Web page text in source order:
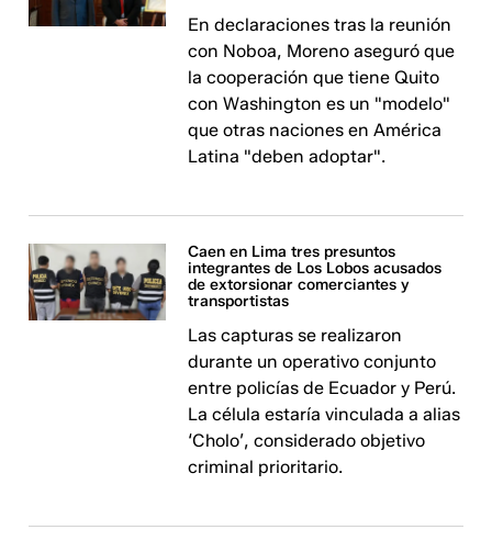
En declaraciones tras la reunión
con Noboa, Moreno aseguró que
la cooperación que tiene Quito
con Washington es un "modelo"
que otras naciones en América
Latina "deben adoptar".
Caen en Lima tres presuntos
integrantes de Los Lobos acusados
de extorsionar comerciantes y
transportistas
Las capturas se realizaron
durante un operativo conjunto
entre policías de Ecuador y Perú.
La célula estaría vinculada a alias
‘Cholo’, considerado objetivo
criminal prioritario.